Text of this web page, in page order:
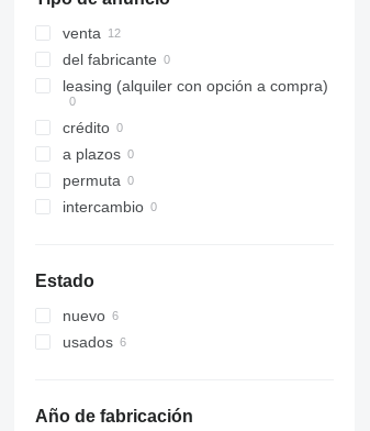
venta
del fabricante
leasing (alquiler con opción a compra)
crédito
a plazos
permuta
intercambio
Estado
nuevo
usados
Año de fabricación